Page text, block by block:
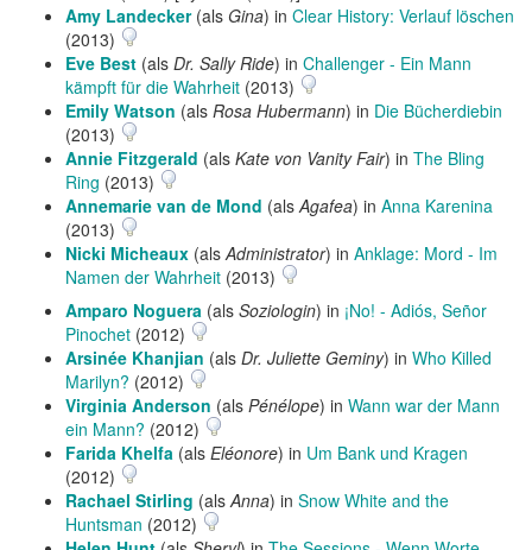
Amy Landecker(als Gina) in Clear History: Verlauf löschen
(2013)
Eve Best (als Dr. Sally Ride) in Challenger - Ein Mann
kämpft für die Wahrheit (2013)
Emily Watson (als Rosa Hubermann) in Die Bücherdiebin
(2013)
Annie Fitzgerald (als Kate von Vanity Fair) in The Bling
Ring (2013)
Annemarie van de Mond (alsAgafea) in Anna Karenina
(2013)
Nicki Micheaux (alsAdministrator) in Anklage: Mord - Im
Namen der Wahrheit (2013)
Amparo Noguera (als Soziologin) in ¡No! - Adiós, Señor
Pinochet (2012)
Arsinée Khanjian (als Dr. Juliette Geminy) in Who Killed
Marilyn? (2012)
Virginia Anderson (als Pénélope) in Wann war der Mann
ein Mann? (2012)
Farida Khelfa (als Eléonore) in Um Bank und Kragen
(2012)
Rachael Stirling (alsAnna) in Snow White and the
Huntsman (2012)